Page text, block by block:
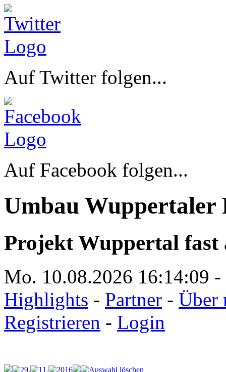
Auf Twitter folgen...
Auf Facebook folgen...
Umbau Wuppertaler
Projekt Wuppertal fast
Mo. 10.08.2026 16:14:09 -
Highlights - Partner - Über
Registrieren - Login